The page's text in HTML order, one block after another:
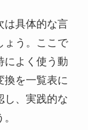
は具体的な言
ょう。ここで
によく使う動
換を一覧表に
し、実践的な